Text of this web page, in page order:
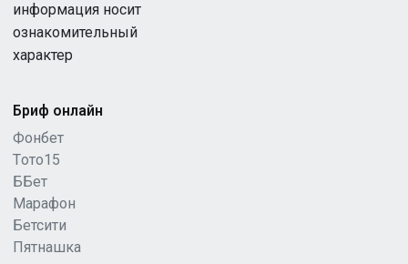
информация носит
ознакомительный
характер
Бриф онлайн
Фонбет
Tото15
ББет
Марафон
Бетсити
Пятнашка